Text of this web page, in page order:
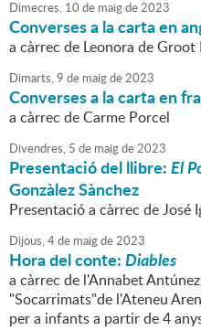
Dimecres, 10 de maigde2023
Converses a la carta en
a càrrec de Leonora de Groot
Dimarts,9 de maigde2023
Converses a la carta en
a càrrec de Carme Porcel
Divendres, 5 de maigde2023
Presentació del llibre:El
Gonzàlez Sànchez
Presentació a càrrec de José
Dijous,4de maigde2023
Hora del conte:Diables
a càrrec de l'Annabet
"Socarrimats"de l'Ateneu
per a infants a partir de 4